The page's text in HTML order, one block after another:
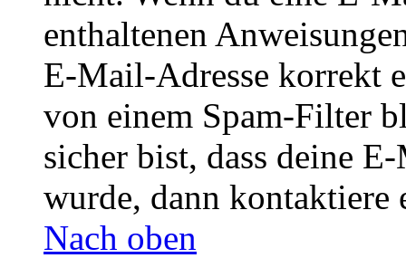
enthaltenen
E-Mail-Adresse korrekt
von einem Spam-Filter
sicher bist, dass deine
wurde, dann kontaktiere
Nach oben